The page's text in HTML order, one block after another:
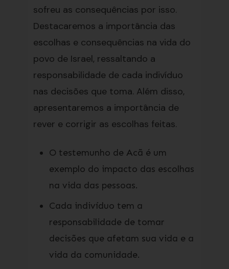
sofreu as consequências por isso.
Destacaremos a importância das
escolhas e consequências na vida do
povo de Israel, ressaltando a
responsabilidade de cada indivíduo
nas decisões que toma. Além disso,
apresentaremos a importância de
rever e corrigir as escolhas feitas.
O testemunho de Acã é um
exemplo do impacto das escolhas
na vida das pessoas.
Cada indivíduo tem a
responsabilidade de tomar
decisões que afetam sua vida e a
vida da comunidade.